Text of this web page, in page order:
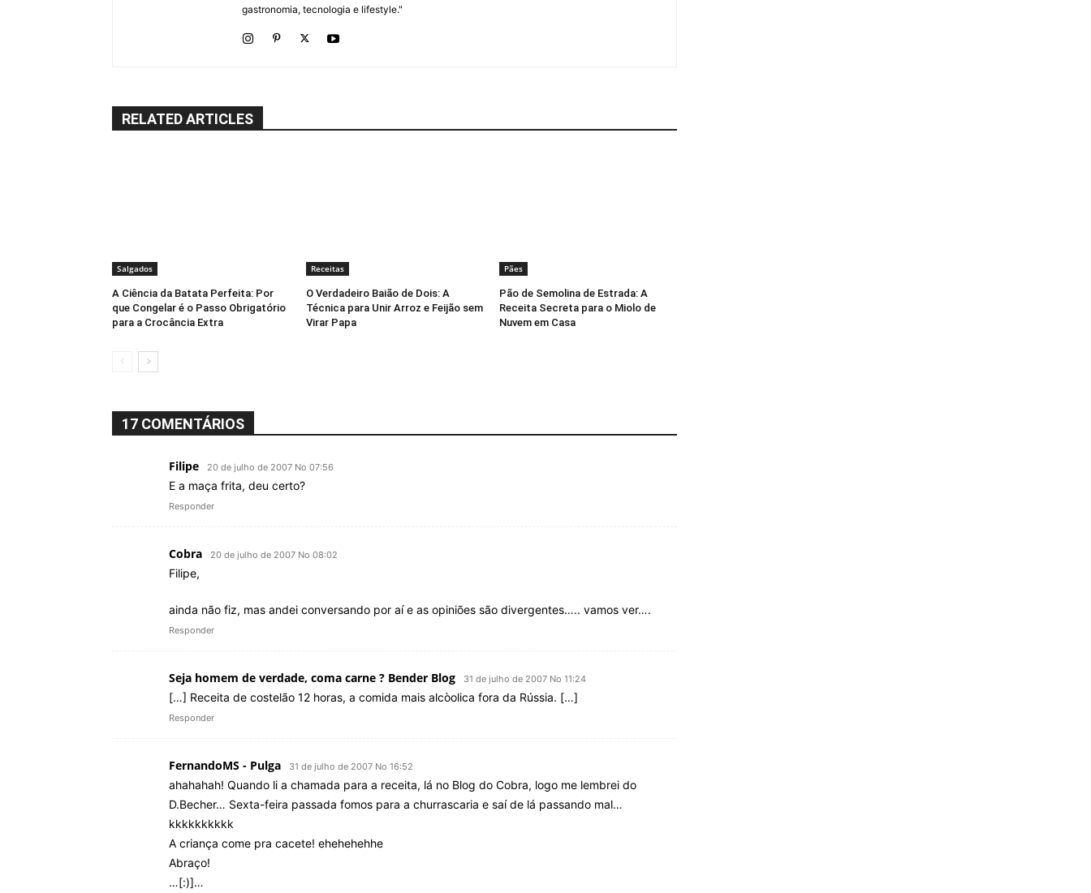
gastronomia, tecnologia e lifestyle."
RELATED ARTICLES
Salgados
A Ciência da Batata Perfeita: Por
que Congelar é o Passo Obrigatório
para a Crocância Extra
Receitas
O Verdadeiro Baião de Dois: A
Técnica para Unir Arroz e Feijão sem
Virar Papa
Pães
Pão de Semolina de Estrada: A
Receita Secreta para o Miolo de
Nuvem em Casa
17 COMENTÁRIOS
Filipe 20 de julho de 2007 No 07:56
E a maça frita, deu certo?
Responder
Cobra 20 de julho de 2007 No 08:02
Filipe,
ainda não fiz, mas andei conversando por aí e as opiniões são divergentes….. vamos ver….
Responder
Seja homem de verdade, coma carne ? Bender Blog 31 de julho de 2007 No 11:24
[…] Receita de costelão 12 horas, a comida mais alcòolica fora da Rússia. […]
Responder
FernandoMS - Pulga 31 de julho de 2007 No 16:52
ahahahah! Quando li a chamada para a receita, lá no Blog do Cobra, logo me lembrei do
D.Becher… Sexta-feira passada fomos para a churrascaria e saí de lá passando mal…
kkkkkkkkkk
A criança come pra cacete! ehehehehhe
Abraço!
…[:)]…